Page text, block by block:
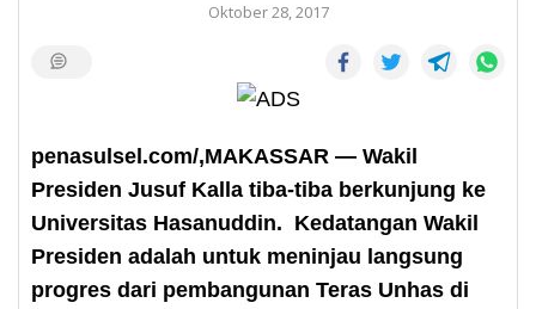
Oktober 28, 2017
penasulsel.com/,MAKASSAR — Wakil
Presiden Jusuf Kalla tiba-tiba berkunjung ke
Universitas Hasanuddin. Kedatangan Wakil
Presiden adalah untuk meninjau langsung
progres dari pembangunan Teras Unhas di